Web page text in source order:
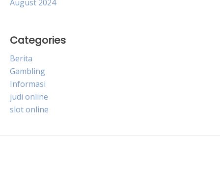
August 2024
Categories
Berita
Gambling
Informasi
judi online
slot online